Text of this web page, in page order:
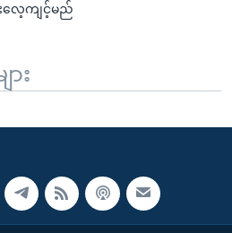
လေ့ကျင့်မည်
ား